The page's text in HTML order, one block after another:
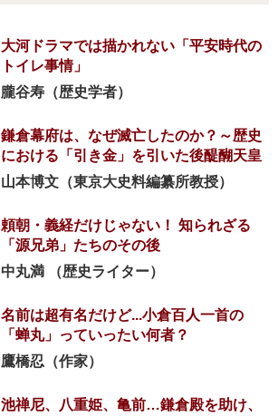
大河ドラマでは描かれない「平安時代の
トイレ事情」
朧谷寿（歴史学者）
鎌倉幕府は、なぜ滅亡したのか？～歴史
における「引き金」を引いた後醍醐天皇
山本博文（東京大史料編纂所教授）
頼朝・義経だけじゃない！ 知られざる
「源兄弟」たちのその後
中丸満 （歴史ライター）
名前は超有名だけど...小倉百人一首の
「蝉丸」っていったい何者？
鷹橋忍（作家）
池禅尼、八重姫、亀前…鎌倉殿を助け、